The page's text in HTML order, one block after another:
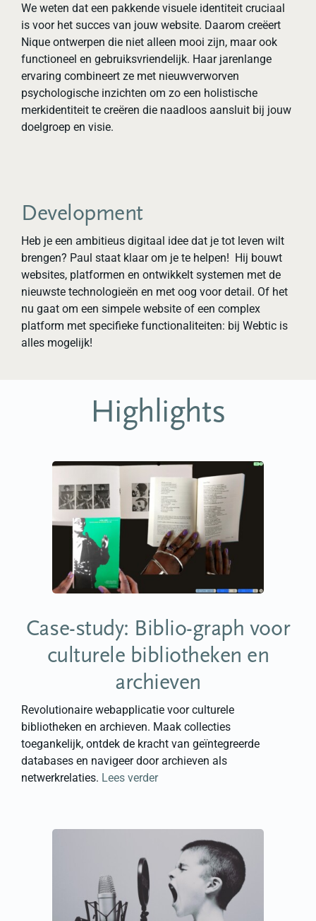
We weten dat een pakkende visuele identiteit cruciaal
is voor het succes van jouw website. Daarom creëert
Nique ontwerpen die niet alleen mooi zijn, maar ook
functioneel en gebruiksvriendelijk. Haar jarenlange
ervaring combineert ze met nieuwverworven
psychologische inzichten om zo een holistische
merkidentiteit te creëren die naadloos aansluit bij jouw
doelgroep en visie.
Development
Heb je een ambitieus digitaal idee dat je tot leven wilt
brengen? Paul staat klaar om je te helpen! ‍ Hij bouwt
websites, platformen en ontwikkelt systemen met de
nieuwste technologieën en met oog voor detail. Of het
nu gaat om een simpele website of een complex
platform met specifieke functionaliteiten: bij Webtic is
alles mogelijk!
Highlights
Case-study: Biblio-graph voor
culturele bibliotheken en
archieven
Revolutionaire webapplicatie voor culturele
bibliotheken en archieven. Maak collecties
toegankelijk, ontdek de kracht van geïntegreerde
databases en navigeer door archieven als
netwerkrelaties. Lees verder